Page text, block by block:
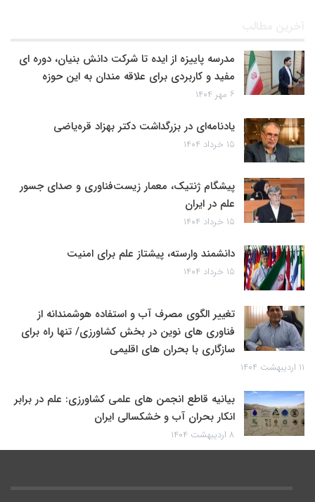
آخرین مطالب
مدرسه پاییزه از ایده تا شرکت دانش بنیان، دوره ای
مفید و کاربردی برای علاقه مندان به این حوزه
۶ مهر ۱۴۰۴
یادنامه‌ای در بزرگداشت دکتر بهزاد قره‌یاضی
۱۵ خرداد ۱۴۰۴
پیشگام ژنتیک، معمار زیست‌فناوری و صدای جسور
علم در ایران
۱۵ خرداد ۱۴۰۴
دانشمند وارسته، پیشتاز علم برای امنیت
۱۵ خرداد ۱۴۰۴
تغییر الگوی مصرف آب و استفاده هوشمندانه از
فناوری های نوین در بخش کشاورزی/ تنها راه برای
سازگاری با بحران های اقلیمی
۱۱ اردیبهشت ۱۴۰۴
بیانیه قاطع انجمن های علمی کشاورزی: علم در برابر
انکار بحران آب و خشکسالی ایران
۸ اردیبهشت ۱۴۰۴